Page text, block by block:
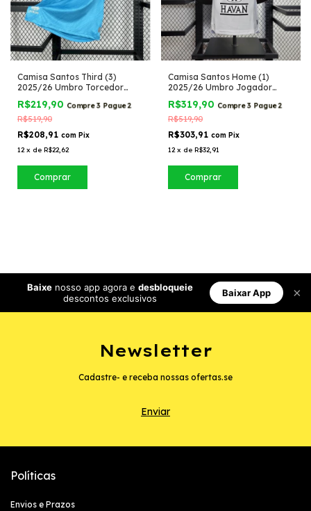
Camisa Santos Third (3)
2025/26 Umbro Torcedor
Masculina
R$219,90 Compre 3 Pague 2
R$519,90
R$208,91 com Pix
12 x de R$22,62
Comprar
Camisa Santos Home (1)
2025/26 Umbro Jogador
Masculina com Patrocínios
R$319,90 Compre 3 Pague 2
R$519,90
R$303,91 com Pix
12 x de R$32,91
Comprar
Baixenosso app agora e desbloqueie
descontos exclusivos
Baixar App ×
Newsletter
Cadastre- e receba nossas ofertas.se
Políticas
Envios e Prazos